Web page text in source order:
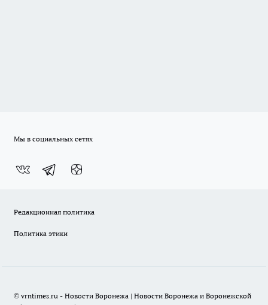
Мы в социальных сетях
Редакционная политика
Политика этики
© vrntimes.ru - Новости Воронежа | Новости Воронежа и Воронежской